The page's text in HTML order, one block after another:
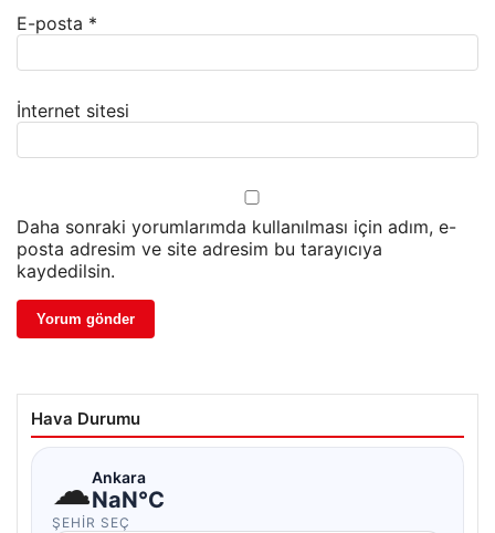
E-posta *
İnternet sitesi
Daha sonraki yorumlarımda kullanılması için adım, e-
posta adresim ve site adresim bu tarayıcıya
kaydedilsin.
Hava Durumu
☁Ankara
NaN°C
ŞEHIR SEÇ